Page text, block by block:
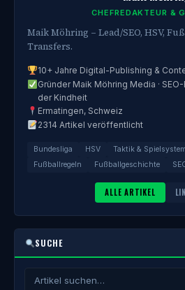
CHEFREDAKTEUR &
Maik Möhring – Lead/SEO, HSV,
Transfers.
10+ Jahre Digital-Publishing &
Gründer Maik Möhring Media ·
der Kindheit
Ermatingen, Schweiz
2314 Artikel veröffentlicht
Bundesliga HSV Taktik &
Fußballregeln
Fußballgeschichte
ALLE ARTIKEL
SUCHE